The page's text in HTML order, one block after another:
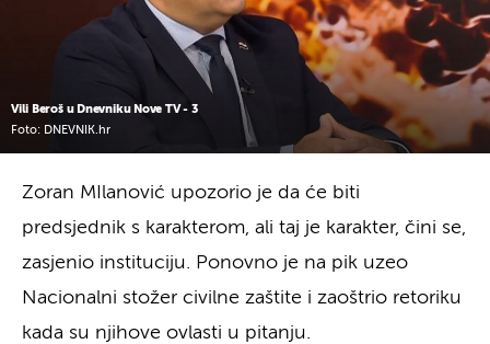
Vili Beroš u Dnevniku Nove TV - 3
Foto: DNEVNIK.hr
Zoran MIlanović upozorio je da će biti
predsjednik s karakterom, ali taj je karakter, čini se,
zasjenio instituciju. Ponovno je na pik uzeo
Nacionalni stožer civilne zaštite i zaoštrio retoriku
kada su njihove ovlasti u pitanju.